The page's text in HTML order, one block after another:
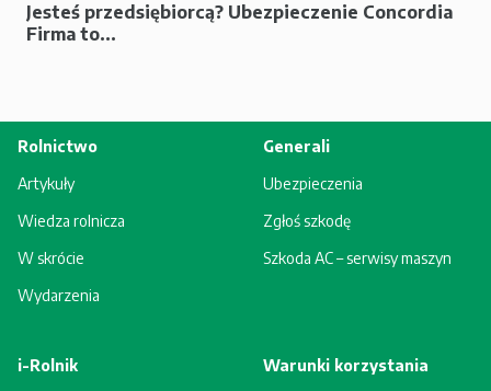
Jesteś przedsiębiorcą? Ubezpieczenie Concordia
Firma to...
Rolnictwo
Artykuły
Wiedza rolnicza
W skrócie
Wydarzenia
Generali
Ubezpieczenia
Zgłoś szkodę
Szkoda AC – serwisy maszyn
i-Rolnik
Warunki korzystania